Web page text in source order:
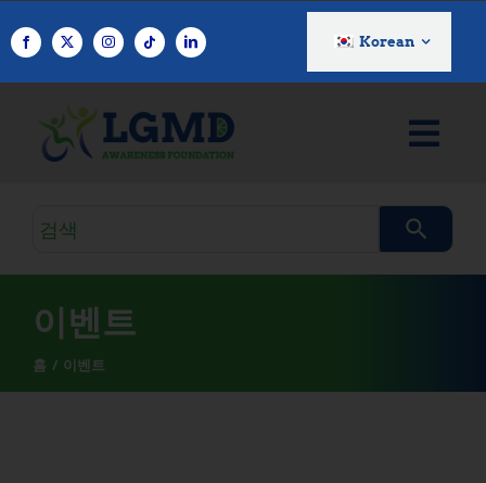
텐
Korean
검
쿼
리
이벤트
홈 이벤트